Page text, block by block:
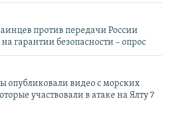
против передачи России
гарантии безопасности – опрос
опубликовали видео с морских
участвовали в атаке на Ялту 7